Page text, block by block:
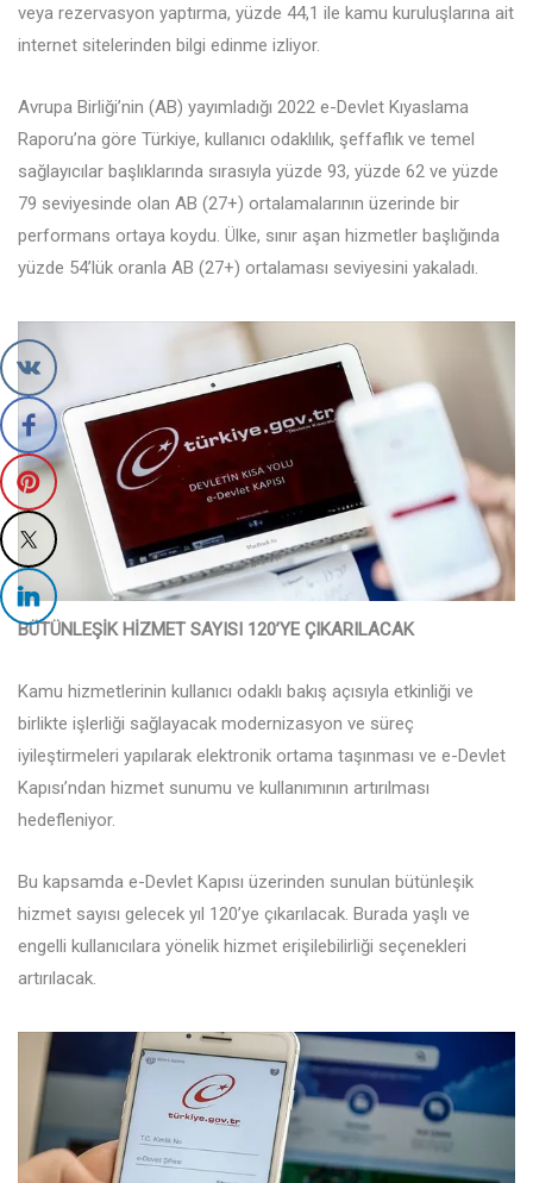
veya rezervasyon yaptırma, yüzde 44,1 ile kamu kuruluşlarına ait
internet sitelerinden bilgi edinme izliyor.
Avrupa Birliği’nin (AB) yayımladığı 2022 e-Devlet Kıyaslama
Raporu’na göre Türkiye, kullanıcı odaklılık, şeffaflık ve temel
sağlayıcılar başlıklarında sırasıyla yüzde 93, yüzde 62 ve yüzde
79 seviyesinde olan AB (27+) ortalamalarının üzerinde bir
performans ortaya koydu. Ülke, sınır aşan hizmetler başlığında
yüzde 54’lük oranla AB (27+) ortalaması seviyesini yakaladı.
BÜTÜNLEŞİK HİZMET SAYISI 120’YE ÇIKARILACAK
Kamu hizmetlerinin kullanıcı odaklı bakış açısıyla etkinliği ve
birlikte işlerliği sağlayacak modernizasyon ve süreç
iyileştirmeleri yapılarak elektronik ortama taşınması ve e-Devlet
Kapısı’ndan hizmet sunumu ve kullanımının artırılması
hedefleniyor.
Bu kapsamda e-Devlet Kapısı üzerinden sunulan bütünleşik
hizmet sayısı gelecek yıl 120’ye çıkarılacak. Burada yaşlı ve
engelli kullanıcılara yönelik hizmet erişilebilirliği seçenekleri
artırılacak.